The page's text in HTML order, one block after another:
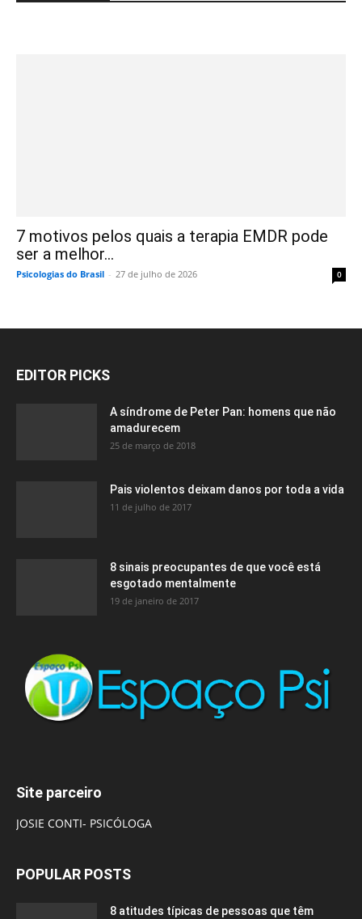
7 motivos pelos quais a terapia EMDR pode
ser a melhor...
Psicologias do Brasil - 27 de julho de 2026 0
EDITOR PICKS
A síndrome de Peter Pan: homens que não
amadurecem
25 de março de 2018
Pais violentos deixam danos por toda a vida
11 de julho de 2017
8 sinais preocupantes de que você está
esgotado mentalmente
19 de janeiro de 2017
Site parceiro
JOSIE CONTI- PSICÓLOGA
POPULAR POSTS
8 atitudes típicas de pessoas que têm